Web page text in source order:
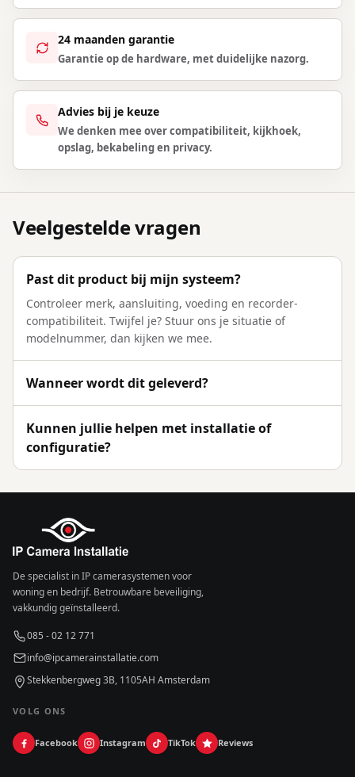
24 maanden garantie
Garantie op de hardware, met duidelijke nazorg.
Advies bij je keuze
We denken mee over compatibiliteit, kijkhoek,
opslag, bekabeling en privacy.
Veelgestelde vragen
Past dit product bij mijn systeem?
Controleer merk, aansluiting, voeding en recorder-
compatibiliteit. Twijfel je? Stuur ons je situatie of
modelnummer, dan kijken we mee.
Wanneer wordt dit geleverd?
Kunnen jullie helpen met installatie of
configuratie?
De specialist in IP camerasystemen voor
woning en bedrijf. Betrouwbare beveiliging,
vakkundig geïnstalleerd.
085 - 02 12 771
info@ipcamerainstallatie.com
Stekkenbergweg 3B, 1105AH Amsterdam
VOLG ONS
Facebook Instagram TikTok Reviews